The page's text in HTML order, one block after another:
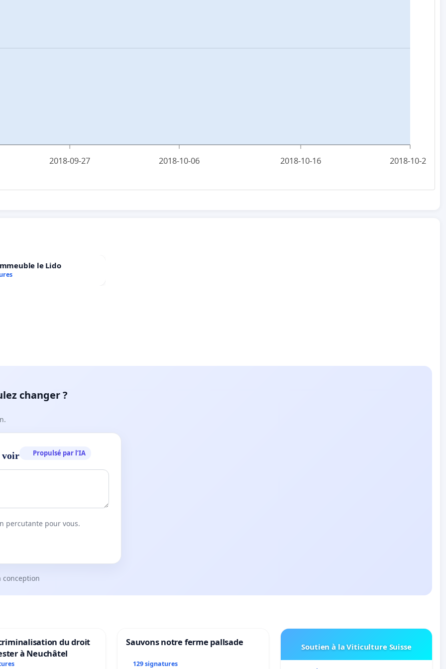
2018-09-27 2018-10-06 2018-10-16 2018-10-25
le Lido
changer ?
voir Propulsé par l’IA
percutante pour vous.
conception
du droit
à Neuchâtel
Sauvons notre ferme pallsade
129 signatures
Soutien à la Viticulture Suisse